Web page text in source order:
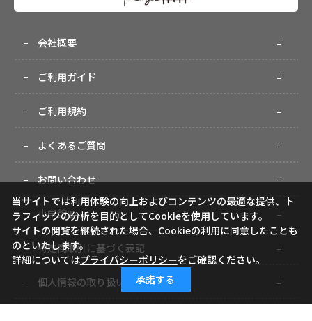
会社概要
ご利用ガイド
ご利用規約
よくあるご質問
お問い合わせ
小学館ID
特定商取引に基づく表記
個人情報の取り扱いについて
当サイトでは利用体験の向上およびコンテンツの最適な提供、ト
ラフィックの分析を目的としてCookieを使用しています。
サイトの閲覧を継続された場合、Cookieの利用に同意したことも
のといたします。
詳細についてはプライバシーポリシーをご確認ください。
承諾する